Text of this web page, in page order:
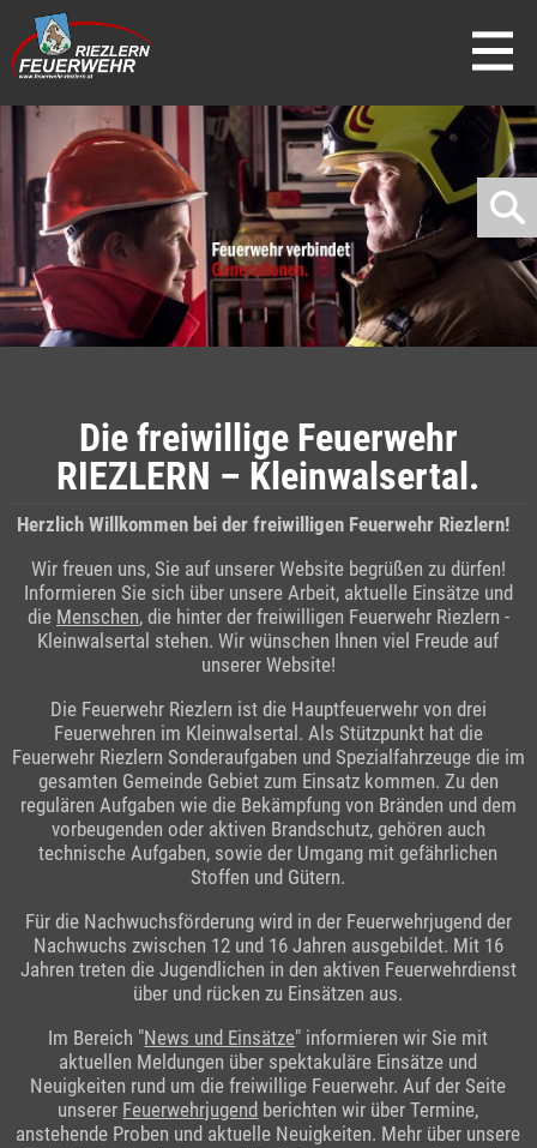
direkt zur Navigation
direkt zum Inhalt
Die freiwillige Feuerwehr
RIEZLERN – Kleinwalsertal.
Herzlich Willkommen bei der freiwilligen Feuerwehr Riezlern!
Wir freuen uns, Sie auf unserer Website begrüßen zu dürfen!
Informieren Sie sich über unsere Arbeit, aktuelle Einsätze und
die Menschen, die hinter der freiwilligen Feuerwehr Riezlern -
Kleinwalsertal stehen. Wir wünschen Ihnen viel Freude auf
unserer Website!
Die Feuerwehr Riezlern ist die Hauptfeuerwehr von drei
Feuerwehren im Kleinwalsertal. Als Stützpunkt hat die
Feuerwehr Riezlern Sonderaufgaben und Spezialfahrzeuge die im
gesamten Gemeinde Gebiet zum Einsatz kommen. Zu den
regulären Aufgaben wie die Bekämpfung von Bränden und dem
vorbeugenden oder aktiven Brandschutz, gehören auch
technische Aufgaben, sowie der Umgang mit gefährlichen
Stoffen und Gütern.
Für die Nachwuchsförderung wird in der Feuerwehrjugend der
Nachwuchs zwischen 12 und 16 Jahren ausgebildet. Mit 16
Jahren treten die Jugendlichen in den aktiven Feuerwehrdienst
über und rücken zu Einsätzen aus.
Im Bereich "News und Einsätze" informieren wir Sie mit
aktuellen Meldungen über spektakuläre Einsätze und
Neuigkeiten rund um die freiwillige Feuerwehr. Auf der Seite
unserer Feuerwehrjugend berichten wir über Termine,
anstehende Proben und aktuelle Neuigkeiten. Mehr über unsere